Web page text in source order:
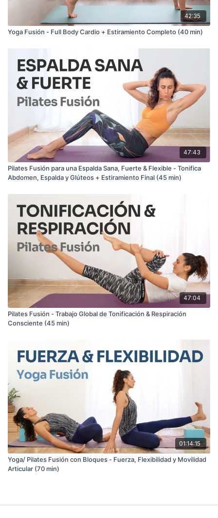
42:35
Yoga Fusión - Full Body Cardio + Estiramiento Completo (40 min)
47:43
Pilates Fusión para una Espalda Sana, Fuerte & Flexible - Tonifica
Abdomen, Espalda y Glúteos + Estiramiento Final (45 min)
47:04
Pilates Fusión - Trabajo Global de Tonificación & Respiración
Consciente (45 min)
01:14:15
Yoga/ Pilates Fusión con Bloques - Fuerza, Flexibilidad y Movilidad
Articular (70 min)